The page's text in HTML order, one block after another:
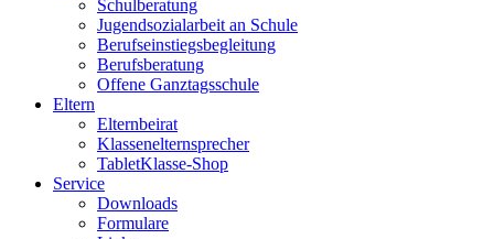
Schulberatung
Jugendsozialarbeit an Schule
Berufseinstiegsbegleitung
Berufsberatung
Offene Ganztagsschule
Eltern
Elternbeirat
Klassenelternsprecher
TabletKlasse-Shop
Service
Downloads
Formulare